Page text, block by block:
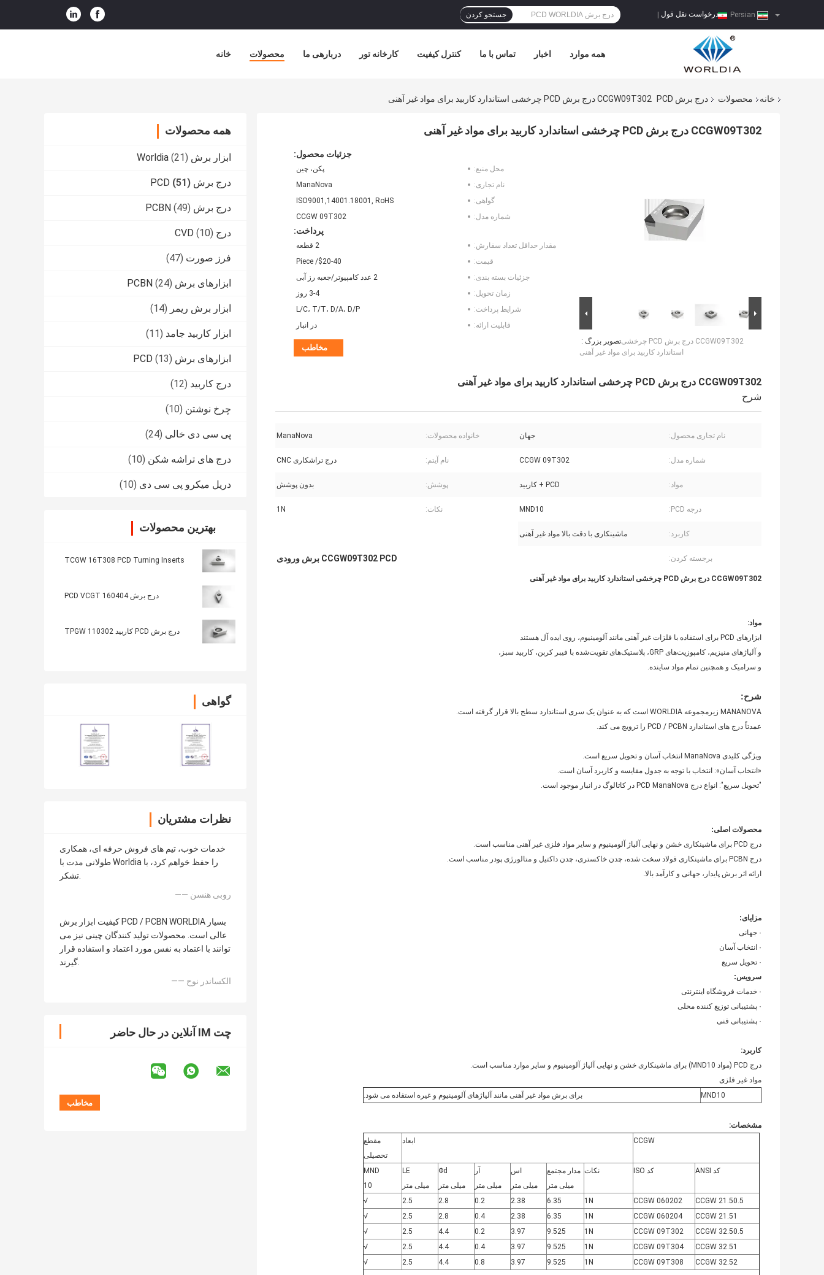
درخواست نقل قول جستجو کردن
خانه محصولات دربارهی ما کارخانه تور کنترل کیفیت تماس با ما اخبار همه موارد
خانه محصولات درج برش PCD CCGW09T302 درج برش PCD چرخشی استاندارد کاربید برای مواد غیر آهنی
همه محصولات
ابزار برش Worldia (21)
درج برش PCD (51)
درج برش PCBN (49)
درج CVD (10)
فرز صورت (47)
ابزارهای برش PCBN (24)
ابزار برش ریمر (14)
ابزار کاربید جامد (11)
ابزارهای برش PCD (13)
درج کاربید (12)
چرخ نوشتن (10)
پی سی دی خالی (24)
درج های تراشه شکن (10)
دریل میکرو پی سی دی (10)
بهترین محصولات
TCGW 16T308 PCD Turning Inserts
درج برش PCD VCGT 160404
درج برش PCD کاربید TPGW 110302
گواهی
نظرات مشتریان
خدمات خوب، تیم های فروش حرفه ای، همکاری
طولانی مدت با Worldia را حفظ خواهم کرد، با
تشکر.
—— روبی هنسن
کیفیت ابزار برش PCD / PCBN WORLDIA بسیار
عالی است. محصولات تولید کنندگان چینی نیز می
توانند با اعتماد به نفس مورد اعتماد و استفاده قرار
گیرند.
—— الکساندر نوح
چت IM آنلاین در حال حاضر
CCGW09T302 درج برش PCD چرخشی استاندارد کاربید برای مواد غیر آهنی
تصویر بزرگ :CCGW09T302 درج برش PCD چرخشی
استاندارد کاربید برای مواد غیر آهنی
جزئیات محصول:
محل منبع:
پکن، چین
نام تجاری:
ManaNova
گواهی:
ISO9001,14001.18001, RoHS
شماره مدل:
CCGW 09T302
پرداخت:
مقدار حداقل تعداد سفارش:
2 قطعه
قیمت:
$20-40/ Piece
جزئیات بسته بندی:
2 عدد کامپیوتر/جعبه رز آبی
زمان تحویل:
3-4 روز
شرایط پرداخت:
L/C، T/T، D/A، D/P
قابلیت ارائه:
در انبار
مخاطب
CCGW09T302 درج برش PCD چرخشی استاندارد کاربید برای مواد غیر آهنی
شرح
نام تجاری محصول: جهان خانواده محصولات: ManaNova
شماره مدل: CCGW 09T302 نام آیتم: درج تراشکاری CNC
مواد: PCD + کاربید پوشش: بدون پوشش
درجه PCD: MND10 نکات: 1N
کاربرد: ماشینکاری با دقت بالا مواد غیر آهنی
برجسته کردن: CCGW09T302 PCD برش ورودی
CCGW09T302 درج برش PCD چرخشی استاندارد کاربید برای مواد غیر آهنی
مواد:
ابزارهای PCD برای استفاده با فلزات غیر آهنی مانند آلومینیوم، روی ایده آل هستند
و آلیاژهای منیزیم، کامپوزیت‌های GRP، پلاستیک‌های تقویت‌شده با فیبر کربن، کاربید سبز،
و سرامیک و همچنین تمام مواد ساینده.
شرح:
MANANOVA زیرمجموعه WORLDIA است که به عنوان یک سری استاندارد سطح بالا قرار گرفته است.
عمدتاً درج های استاندارد PCD / PCBN را ترویج می کند.
ویژگی کلیدی ManaNova انتخاب آسان و تحویل سریع است.
«انتخاب آسان»: انتخاب با توجه به جدول مقایسه و کاربرد آسان است.
"تحویل سریع": انواع درج PCD ManaNova در کاتالوگ در انبار موجود است.
محصولات اصلی:
درج PCD برای ماشینکاری خشن و نهایی آلیاژ آلومینیوم و سایر مواد فلزی غیر آهنی مناسب است.
درج PCBN برای ماشینکاری فولاد سخت شده، چدن خاکستری، چدن داکتیل و متالورژی پودر مناسب است.
ارائه اثر برش پایدار، جهانی و کارآمد بالا.
مزایای:
· جهانی
· انتخاب آسان
· تحویل سریع
سرویس:
· خدمات فروشگاه اینترنتی
· پشتیبانی توزیع کننده محلی
· پشتیبانی فنی
کاربرد:
درج PCD (مواد MND10) برای ماشینکاری خشن و نهایی آلیاژ آلومینیوم و سایر موارد مناسب است.
مواد غیر فلزی
MND10
برای برش مواد غیر آهنی مانند آلیاژهای آلومینیوم و غیره استفاده می شود.
مشخصات:
CCGW
ابعاد
مقطع
تحصیلی
کد ANSI
کد ISO نکات مدار مجتمع
میلی متر
اس
میلی متر
آر
میلی متر
Φd
میلی متر
LE
میلی متر
MND
10
CCGW 21.50.5
CCGW 060202
1N
6.35
2.38
0.2
2.8
2.5
√
CCGW 21.51
CCGW 060204
1N
6.35
2.38
0.4
2.8
2.5
√
CCGW 32.50.5
CCGW 09T302
1N
9.525
3.97
0.2
4.4
2.5
√
CCGW 32.51
CCGW 09T304
1N
9.525
3.97
0.4
4.4
2.5
√
CCGW 32.52
CCGW 09T308
1N
9.525
3.97
0.8
4.4
2.5
√